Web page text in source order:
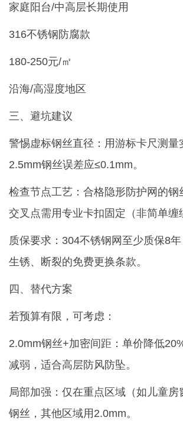
家庭阳台/中高层长期使用
316不锈钢防腐款
180-250元/㎡
沿海/高湿度地区
三、避坑建议
警惕虚标钢丝直径：用游标卡尺测量
2.5mm钢丝误差应≤0.1mm。
检查节点工艺：合格隐形防护网的钢
交叉点需用专业卡扣固定（非简单缠
质保要求：304不锈钢网至少质保8
生锈、断裂的免费更换条款。
四、替代方案
若预算有限，可考虑：
2.0mm钢丝+加密间距：单价降低
减弱，适合高层防风防坠。
局部加强：仅在重点区域（如儿童房
钢丝，其他区域用2.0mm。